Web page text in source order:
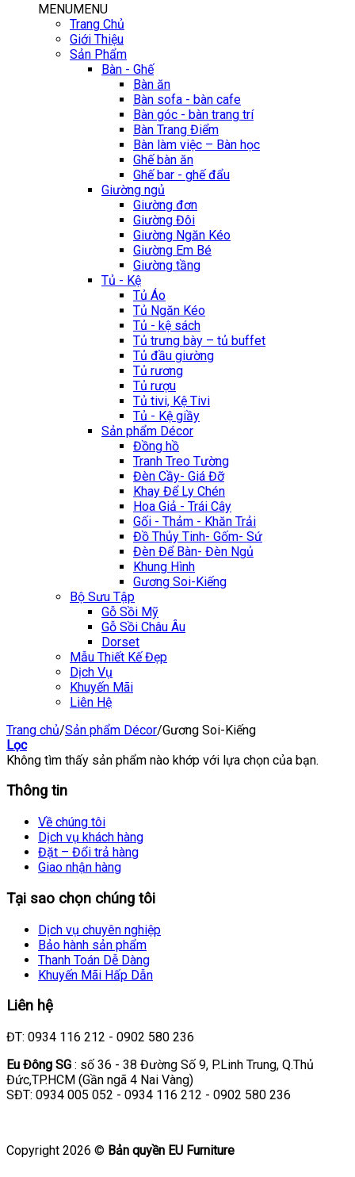
MENUMENU
Trang Chủ
Giới Thiệu
Sản Phẩm
Bàn - Ghế
Bàn ăn
Bàn sofa - bàn cafe
Bàn góc - bàn trang trí
Bàn Trang Điểm
Bàn làm việc – Bàn học
Ghế bàn ăn
Ghế bar - ghế đẩu
Giường ngủ
Giường đơn
Giường Đôi
Giường Ngăn Kéo
Giường Em Bé
Giường tầng
Tủ - Kệ
Tủ Áo
Tủ Ngăn Kéo
Tủ - kệ sách
Tủ trưng bày – tủ buffet
Tủ đầu giường
Tủ rương
Tủ rượu
Tủ tivi, Kệ Tivi
Tủ - Kệ giầy
Sản phẩm Décor
Đồng hồ
Tranh Treo Tường
Đèn Cầy- Giá Đỡ
Khay Để Ly Chén
Hoa Giả - Trái Cây
Gối - Thảm - Khăn Trải
Đồ Thủy Tinh- Gốm- Sứ
Đèn Để Bàn- Đèn Ngủ
Khung Hình
Gương Soi-Kiếng
Bộ Sưu Tập
Gỗ Sồi Mỹ
Gỗ Sồi Châu Âu
Dorset
Mẫu Thiết Kế Đẹp
Dịch Vụ
Khuyến Mãi
Liên Hệ
Trang chủ/Sản phẩm Décor/Gương Soi-Kiếng
Lọc
Không tìm thấy sản phẩm nào khớp với lựa chọn của bạn.
Thông tin
Về chúng tôi
Dịch vụ khách hàng
Đặt – Đổi trả hàng
Giao nhận hàng
Tại sao chọn chúng tôi
Dịch vụ chuyên nghiệp
Bảo hành sản phẩm
Thanh Toán Dễ Dàng
Khuyến Mãi Hấp Dẫn
Liên hệ
ĐT: 0934 116 212 - 0902 580 236
Eu Đông SG : số 36 - 38 Đường Số 9, P.Linh Trung, Q.Thủ
Đức,TP.HCM (Gần ngã 4 Nai Vàng)
SĐT: 0934 005 052 - 0934 116 212 - 0902 580 236
Copyright 2026 © Bản quyền EU Furniture